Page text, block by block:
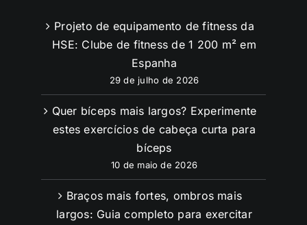
Projeto de equipamento de fitness da
HSE: Clube de fitness de 1 200 m² em
Espanha
29 de julho de 2026
Quer bíceps mais largos? Experimente
estes exercícios de cabeça curta para
bíceps
10 de maio de 2026
Braços mais fortes, ombros mais
largos: Guia completo para exercitar